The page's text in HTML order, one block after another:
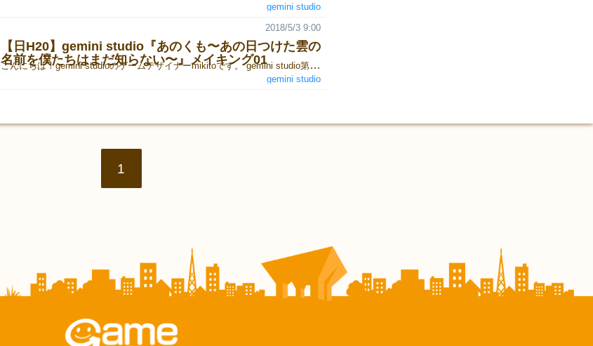
gemini studio
【日H20】gemini studio『あのくも〜あの日つけた雲の
名前を僕たちはまだ知らない〜』メイキング01
こんにちは！gemini studioのゲームデザイナーmikitoです。 gemini studio第1作品『あのくも』について話していきたいと思います。 gemini studio 特徴 その前に僕たちの制作チームの特徴をお伝えできたらと思います。僕たちはゲームを作っていく上で、分かりやすくシンプルであり、ゲームをプレイしたことない人が楽しめるものを作れたらと思いました。僕たちは、まだまだボードゲーム初心者です。しかしながら、僕たちはボードゲームの魅力に惹かれました。そして、まだプレイしたことない人たちに知って欲しい！この感覚を体験してほしい！と思い、上記の方針に至りました。 あのくも 制作過程-01 あのくもが出来る前に様々なアイディアが飛び交いました。あのくもの初期段階は、しりとりと深いつながりがありました。自由な形を持つ雲としりとりを掛け合わせることにより、より自由な発想が生まれるのではないかと考えました。どういうことかというと、しりとり単体だとその人の知識で終わってしまいます。見る人によって形を変える雲を加えることにより、知識でない部分を補えるのではないかと考えました。 その為、初期段階タイトルは「え（絵）？！しりとり！？」、「くもしりとり」、「らくがきしりとり」等が出てきました。 ゲームマーケットに出展される段階では、制限時間内に話し合った結果、しりとりの部分が無くなりました。その代わり、自由な発想・想像という部分が大きくなりました。 あのくも 制作過程-02 自由な発想、自由な発想と言っているならゲームルール以外にもパッケージ、僕たち自身から自由な発想じゃないといけないと考えました。飾って貰いたいボードゲーム、飾りたくなるボードゲームを考えてクラフトレターケースを採用しました。会場でゲットしていただいた方は、是非、あなたの家のベストなポジションに飾ってほしいです！ 続く・・・！？ gemini studioは、小さな制作チームですが、どうぞ宜しくお願いしますm(_ _)m
2018/5/3 9:00
gemini studio
1